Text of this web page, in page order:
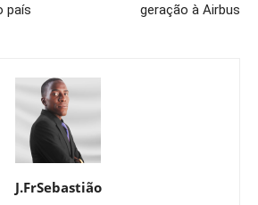
país
geração à Airbus
J.FrSebastião